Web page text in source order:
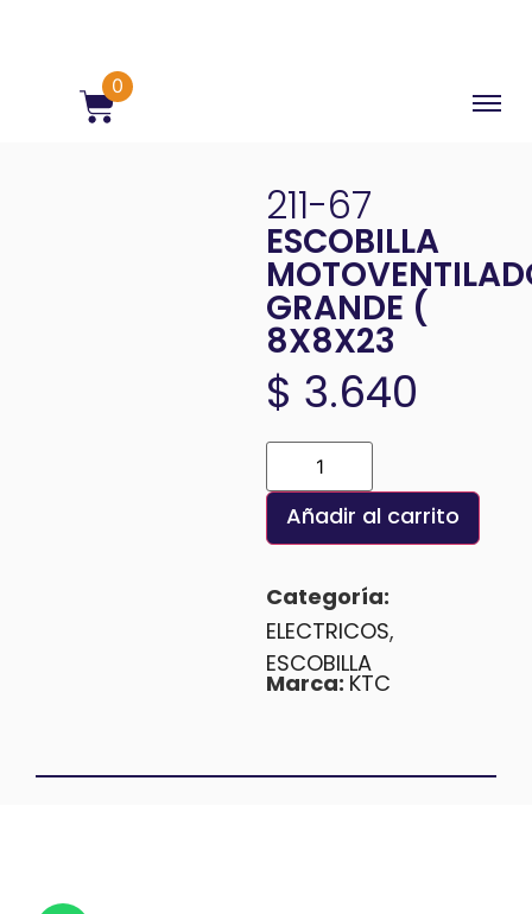
0
211-67
ESCOBILLA
GRANDE (
8X8X23
$ 3.640
Añadir al carrito
Categoría:
ELECTRICOS,
ESCOBILLA
Marca: KTC